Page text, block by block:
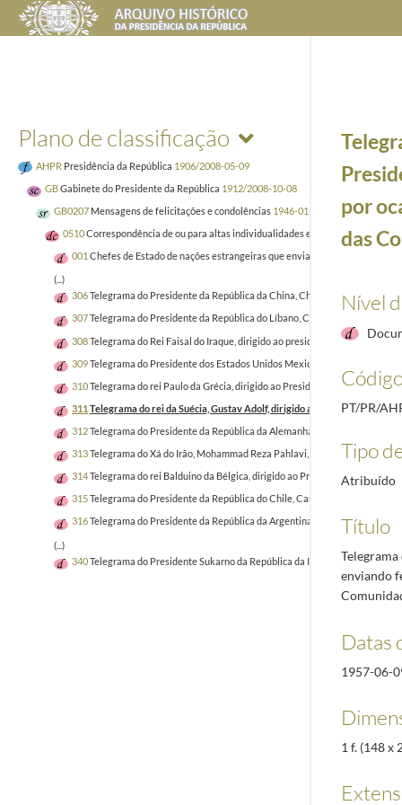
Plano de classificação
AHPR Presidência da República 1906/2008-05-09
GBGabinete do Presidente da República 1912/2008-10-08
GB0207 Mensagens de felicitações e condolências 1946-01-02/2005-04-02
0510Correspondência de ou para altas individualidades estrangeiras 1952-
001 Chefes de Estado de nações estrangeiras que enviaram cumprimentos a
(...)
306Telegrama do Presidente da República da China, Chiang Kai Shek,
307Telegrama do Presidente da República do Líbano, Camille Chamoun,
308Telegrama do Rei Faisal do Iraque, dirigido ao presidente do Conselho,
309Telegrama do Presidente dos Estados Unidos Mexicanos, Adolfo Ruiz
310Telegrama do rei Paulo da Grécia, dirigido ao Presidente da República,
311 Telegrama do rei da Suécia, Gustav Adolf, dirigido ao Presidente da
312Telegrama do Presidente da República da Alemanha, Theodor Huss,
313Telegrama do Xá do Irão, Mohammad Reza Pahlavi, dirigido ao
314Telegrama do rei Balduino da Bélgica, dirigido ao Presidente da
315Telegrama do Presidente da República do Chile, Carlos Ibanez, dirigido
316Telegrama do Presidente da República da Argentina, Pedro Eugenio
(...)
340Telegrama do Presidente Sukarno da República da Indonésia, dirigido
por
das
Nível
PT/PR/
Tipo
Atribuído
Título
enviando
Datas
1957-06-
1 f. (148 x